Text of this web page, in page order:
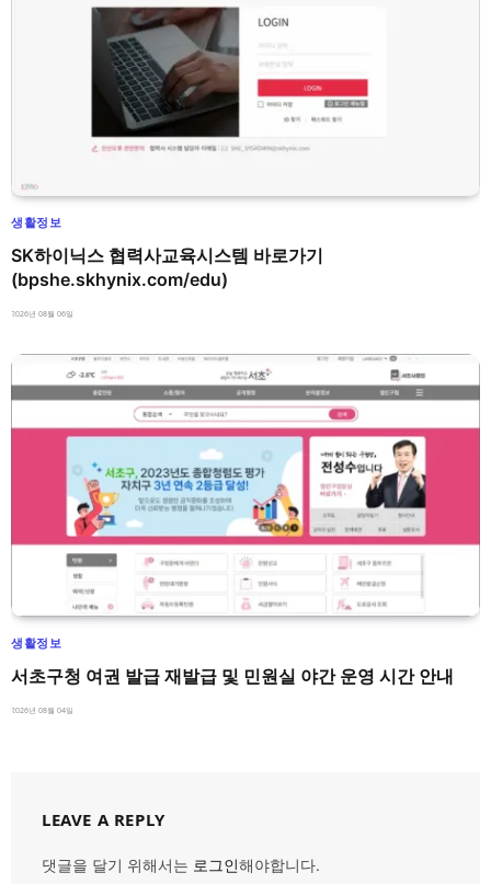
생활정보
SK하이닉스 협력사교육시스템 바로가기
(bpshe.skhynix.com/edu)
2026년 08월 06일
생활정보
서초구청 여권 발급 재발급 및 민원실 야간 운영 시간 안내
2026년 08월 04일
LEAVE A REPLY
댓글을 달기 위해서는 로그인해야합니다.